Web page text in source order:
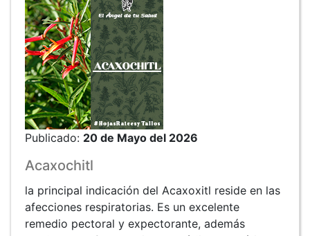
Publicado: 20 de Mayo del 2026
Acaxochitl
la principal indicación del Acaxoxitl reside en las
afecciones respiratorias. Es un excelente
remedio pectoral y expectorante, además